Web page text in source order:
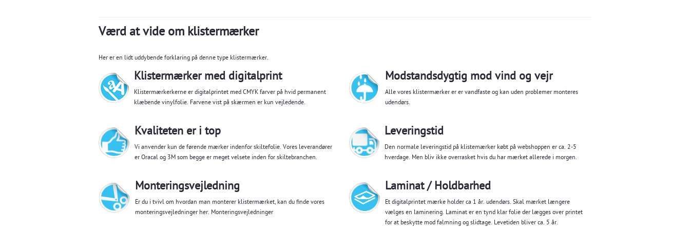
Værd at vide om klistermærker
Her er en lidt uddybende forklaring på denne type klistermærker.
Klistermærker med digitalprint
Klistermærkerkerne er digitalprintet med CMYK farver på hvid permanent
klæbende vinylfolie. Farvene vist på skærmen er kun vejledende.
Modstandsdygtig mod vind og vejr
Alle vores klistermærker er er vandfaste og kan uden problemer monteres
udendørs.
Kvaliteten er i top
Vi anvender kun de førende mærker indenfor skiltefolie. Vores leverandører
er Oracal og 3M som begge er meget velsete inden for skiltebranchen.
Leveringstid
Den normale leveringstid på klistemærker købt på webshoppen er ca. 2-5
hverdage. Men bliv ikke overrasket hvis du har mærket allerede i morgen.
Monteringsvejledning
Er du i tvivl om hvordan man monterer klistermærket, kan du finde vores
monteringsvejledninger her. Monteringsvejledninger
Laminat / Holdbarhed
Et digitalprintet mærke holder ca 1 år. udendørs. Skal mærket længere
vælges en laminering. Laminat er en tynd klar folie der lægges over printet
for at beskytte mod falmning og slidtage. Levetiden bliver ca. 5 år.